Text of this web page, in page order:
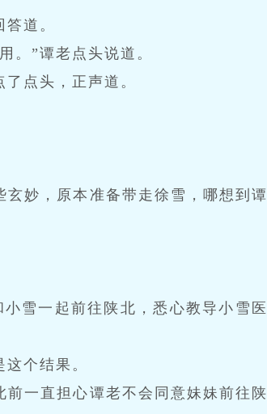
道。
。”谭老点头说道。
点头，正声道。
妙，原本准备带走徐雪，哪想到谭
雪一起前往陕北，悉心教导小雪医
个结果。
一直担心谭老不会同意妹妹前往陕